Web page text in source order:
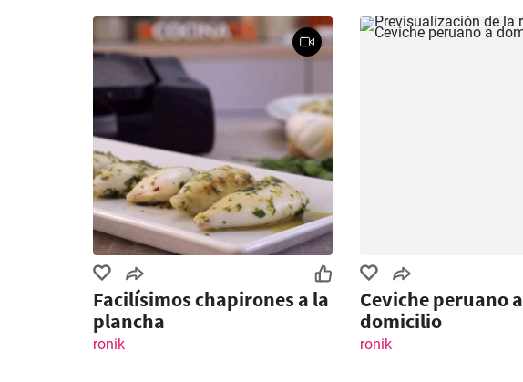
Facilísimos chapirones a la
plancha
ronik
Ceviche peruano a
domicilio
ronik